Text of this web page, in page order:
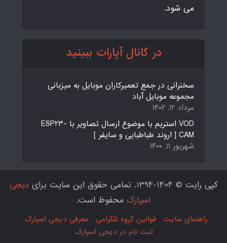
می شود.
در کانال آپارات ببینید
سخنرانی در جمع تعمیرکاران موبایل به میزبانی
مجموعه موبایل آباد
مرداد ۱۲, ۱۴۰۲
VOD استریم با موضوع ارسال تصاویر با ESP23-
CAM [ اروند طباطبایی و سایفر ]
شهریور ۱۱, ۱۴۰۰
کپی رایت © 1404-1394. تمامی حقوق این سایت برای
دیجی
اسپارک محفوظ است.
راهنمای سایت قوانین گروه تلگرامی
معرفی دیجی اسپارک
ثبت نام در دیجی اسپارک